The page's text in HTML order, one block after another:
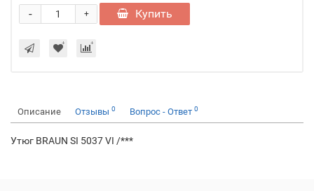
+
- Купить
Описание Отзывы 0 Вопрос - Ответ 0
Утюг BRAUN SI 5037 VI /***